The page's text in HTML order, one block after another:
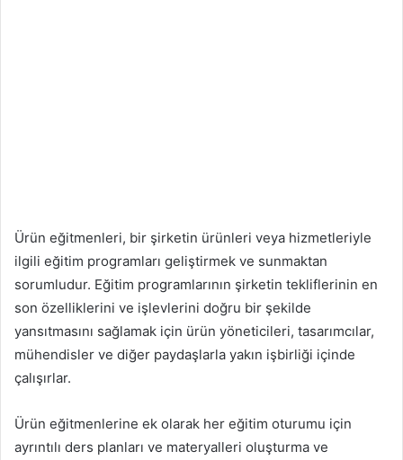
Ürün eğitmenleri, bir şirketin ürünleri veya hizmetleriyle
ilgili eğitim programları geliştirmek ve sunmaktan
sorumludur. Eğitim programlarının şirketin tekliflerinin en
son özelliklerini ve işlevlerini doğru bir şekilde
yansıtmasını sağlamak için ürün yöneticileri, tasarımcılar,
mühendisler ve diğer paydaşlarla yakın işbirliği içinde
çalışırlar.
Ürün eğitmenlerine ek olarak her eğitim oturumu için
ayrıntılı ders planları ve materyalleri oluşturma ve